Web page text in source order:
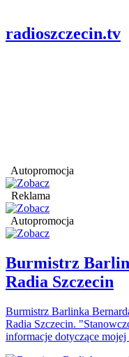
radioszczecin.tv
Autopromocja
Reklama
Autopromocja
Burmistrz
Radia Szczecin
Burmistrz Barlinka
Radia Szczecin.
informacje dotyczące